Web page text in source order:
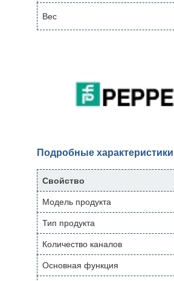
Вес
Подробные характеристики
Свойство
Модель продукта
Тип продукта
Количество каналов
Основная функция